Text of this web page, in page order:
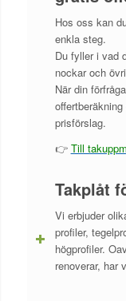
Hos oss kan
enkla steg.
Du fyller i vad
nockar och
När din
prisförslag.
👉 Till
Takplåt
Vi erbjuder
profiler,
högprofiler.
renoverar, har